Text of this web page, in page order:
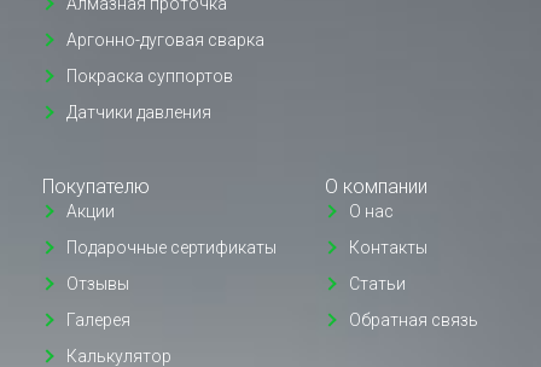
Аргонно-дуговая сварка
Покраска суппортов
Датчики давления
Покупателю
Акции
Подарочные сертификаты
Отзывы
Галерея
Калькулятор
О компании
О нас
Контакты
Статьи
Обратная связь